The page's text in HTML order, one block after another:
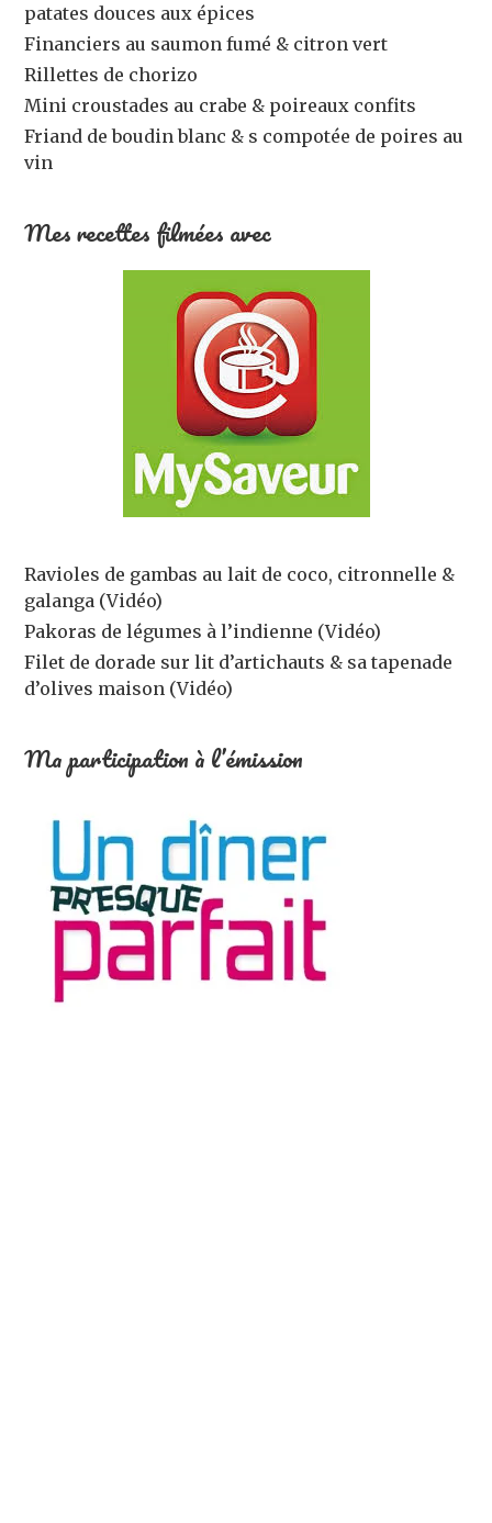
patates douces aux épices
Financiers au saumon fumé & citron vert
Rillettes de chorizo
Mini croustades au crabe & poireaux confits
Friand de boudin blanc & s compotée de poires au
vin
Mes recettes filmées avec
Ravioles de gambas au lait de coco, citronnelle &
galanga (Vidéo)
Pakoras de légumes à l’indienne (Vidéo)
Filet de dorade sur lit d’artichauts & sa tapenade
d’olives maison (Vidéo)
Ma participation à l’émission